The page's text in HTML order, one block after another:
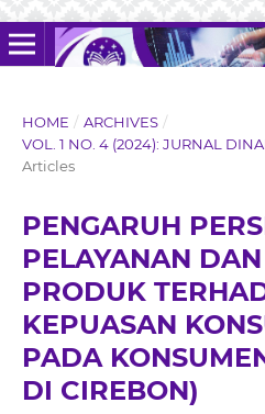
HOME / ARCHIVES /
VOL. 1 NO. 4 (2024): JURNAL
Articles
PENGARUH
PELAYANAN
PRODUK
KEPUASAN
PADA
DI CIREBON)